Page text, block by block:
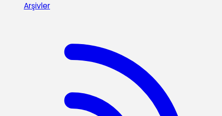
Arşivler